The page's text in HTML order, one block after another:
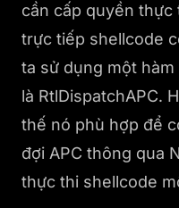
cần cấp quyền thực
trực tiếp shellcode
ta sử dụng một
là RtlDispatchAPC.
thế nó phù hợp để
đợi APC thông qua
thực thi shellcode